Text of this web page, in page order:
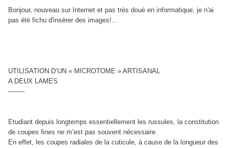
Bonjour, nouveau sur Internet et pas très doué en informatique, je n'ai
pas été fichu d'insérer des images!...
UTILISATION D’UN « MICROTOME » ARTISANAL
A DEUX LAMES
--------
Etudiant depuis longtemps essentiellement les russules, la constitution
de coupes fines ne m’est pas souvent nécessaire.
En effet, les coupes radiales de la cuticule, à cause de la longueur des